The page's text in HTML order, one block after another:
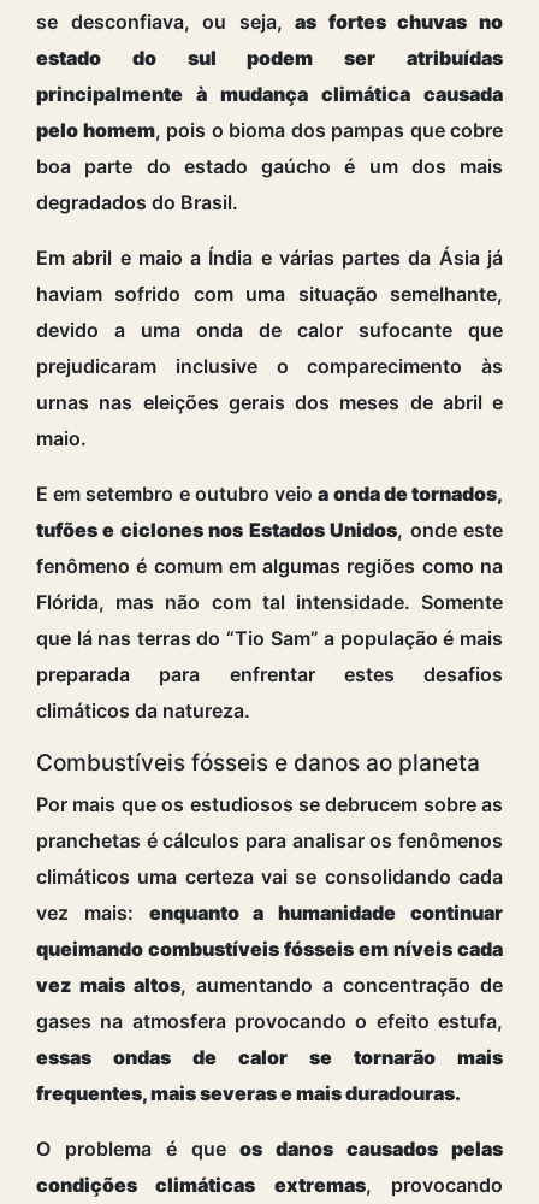
se desconfiava, ou seja,as fortes chuvas no
estado do sul podem ser atribuídas
principalmente à mudança climática causada
pelo homem, pois o bioma dos pampas que cobre
boa parte do estado gaúcho é um dos mais
degradados do Brasil.
Em abril e maio a Índia e várias partes da Ásia já
haviam sofrido com uma situação semelhante,
devido a uma onda de calor sufocante que
prejudicaram inclusive o comparecimento às
urnas nas eleições gerais dos meses de abril e
maio.
E em setembro e outubro veioa onda de tornados,
tufões e ciclones nos Estados Unidos, onde este
fenômeno é comum em algumas regiões como na
Flórida, mas não com tal intensidade. Somente
que lá nas terras do “Tio Sam” a população é mais
preparada para enfrentar estes desafios
climáticos da natureza.
Combustíveis fósseis e danos ao planeta
Por mais que os estudiosos se debrucem sobre as
pranchetas é cálculos para analisar os fenômenos
climáticos uma certeza vai se consolidando cada
vez mais: enquanto a humanidade continuar
queimando combustíveis fósseis em níveis cada
vez mais altos, aumentando a concentração de
gases na atmosfera provocando o efeito estufa,
essas ondas de calor se tornarão mais
frequentes, mais severas e mais duradouras.
O problema é queos danos causados pelas
condições climáticas extremas, provocando